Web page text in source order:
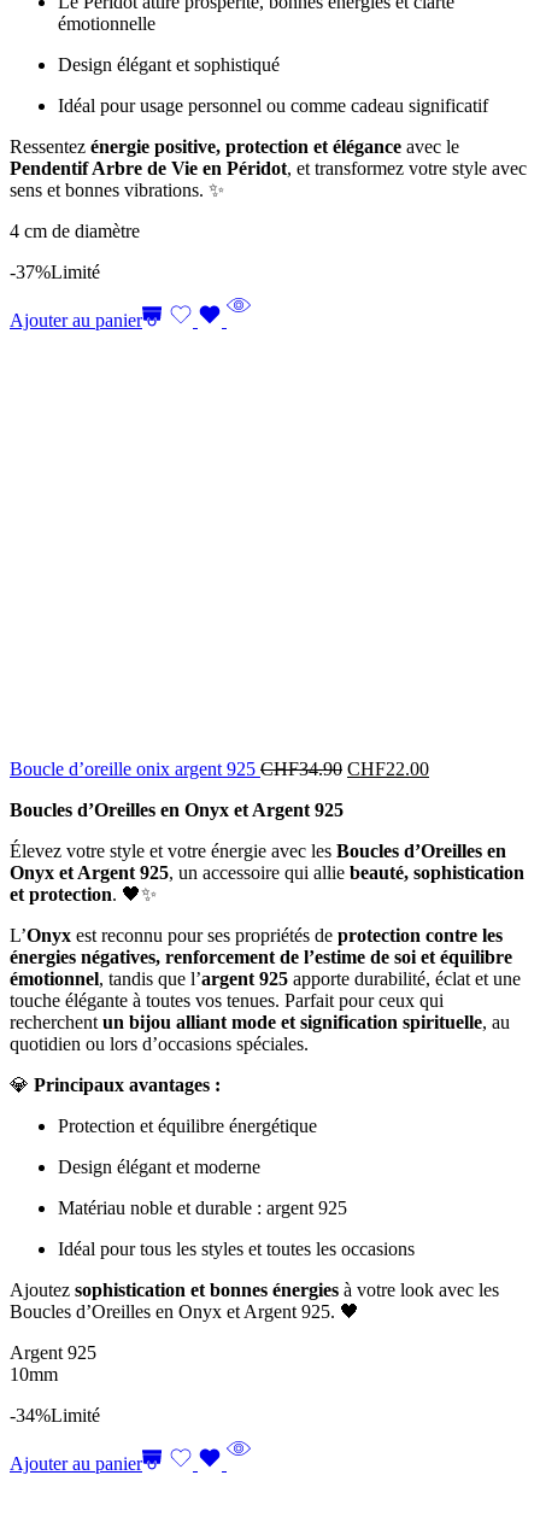
émotionnelle
Design élégant et sophistiqué
Idéal pour usage personnel ou comme cadeau significatif
Ressentez énergie positive, protection et élégance avec le
Pendentif Arbre de Vie en Péridot, et transformez votre style avec
sens et bonnes vibrations. ✨
4 cm de diamètre
-37%Limité
Ajouter au panier
Boucle d’oreille onix argent 925 CHF34.90 CHF22.00
Boucles d’Oreilles en Onyx et Argent 925
Élevez votre style et votre énergie avec les Boucles d’Oreilles en
Onyx et Argent 925, un accessoire qui allie beauté, sophistication
et protection. 🖤✨
L’Onyx est reconnu pour ses propriétés de protection contre les
énergies négatives, renforcement de l’estime de soi et équilibre
émotionnel, tandis que l’argent 925 apporte durabilité, éclat et une
touche élégante à toutes vos tenues. Parfait pour ceux qui
recherchent un bijou alliant mode et signification spirituelle, au
quotidien ou lors d’occasions spéciales.
💎 Principaux avantages :
Protection et équilibre énergétique
Design élégant et moderne
Matériau noble et durable : argent 925
Idéal pour tous les styles et toutes les occasions
Ajoutez sophistication et bonnes énergies à votre look avec les
Boucles d’Oreilles en Onyx et Argent 925. 🖤
Argent 925
10mm
-34%Limité
Ajouter au panier